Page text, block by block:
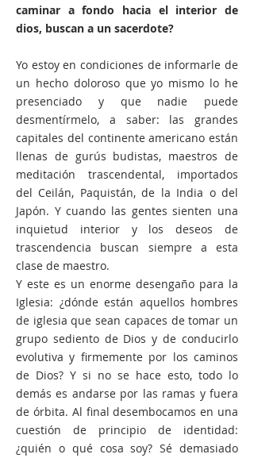
caminar a fondo hacia el interior de
dios, buscan a un sacerdote?
Yo estoy en condiciones de informarle de
un hecho doloroso que yo mismo lo he
presenciado y que nadie puede
desmentírmelo, a saber: las grandes
capitales del continente americano están
llenas de gurús budistas, maestros de
meditación trascendental, importados
del Ceilán, Paquistán, de la India o del
Japón. Y cuando las gentes sienten una
inquietud interior y los deseos de
trascendencia buscan siempre a esta
clase de maestro.
Y este es un enorme desengaño para la
Iglesia: ¿dónde están aquellos hombres
de iglesia que sean capaces de tomar un
grupo sediento de Dios y de conducirlo
evolutiva y firmemente por los caminos
de Dios? Y si no se hace esto, todo lo
demás es andarse por las ramas y fuera
de órbita. Al final desembocamos en una
cuestión de principio de identidad:
¿quién o qué cosa soy? Sé demasiado